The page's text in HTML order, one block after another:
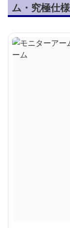
ム・究極仕様